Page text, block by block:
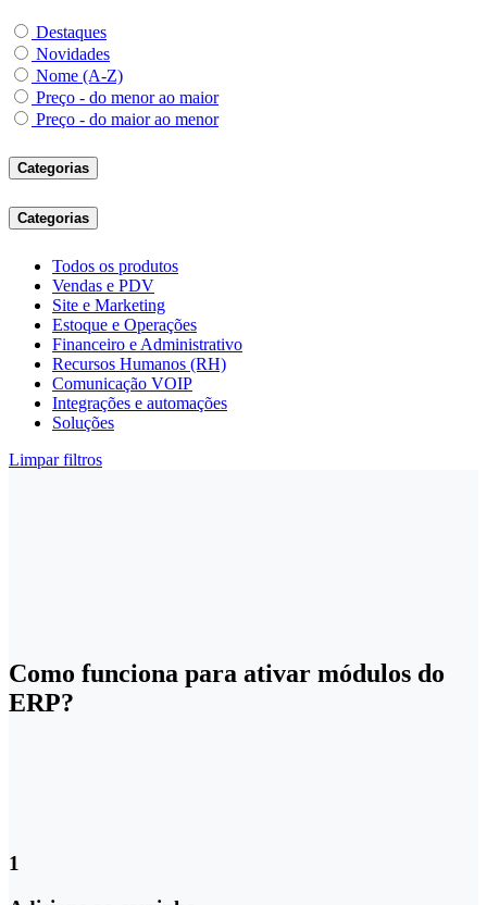
Destaques
Novidades
Nome (A-Z)
Preço - do menor ao maior
Preço - do maior ao menor
Categorias
Categorias
Todos os produtos
Vendas e PDV
Site e Marketing
Estoque e Operações
Financeiro e Administrativo
Recursos Humanos (RH)
Comunicação VOIP
Integrações e automações
Soluções
Limpar filtros
Como funciona para ativar módulos do
ERP?
1